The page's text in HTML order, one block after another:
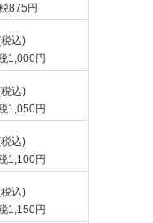
875円
込)
1,000円
込)
1,050円
込)
1,100円
込)
1,150円